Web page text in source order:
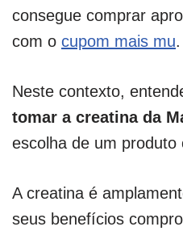
consegue comprar
com o cupom mais mu.
Neste contexto,
tomar a creatina da
escolha de um produto
A creatina é
seus benefícios